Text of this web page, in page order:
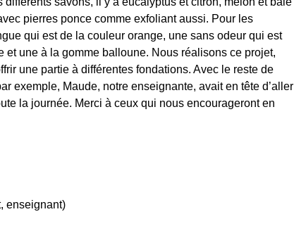
pierres ponce comme exfoliant aussi. Pour les
qui est de la couleur orange, une sans odeur qui est
et une à la gomme balloune. Nous réalisons ce projet,
une partie à différentes fondations. Avec le reste de
exemple, Maude, notre enseignante, avait en tête d’aller
la journée. Merci à ceux qui nous encourageront en
enseignant)